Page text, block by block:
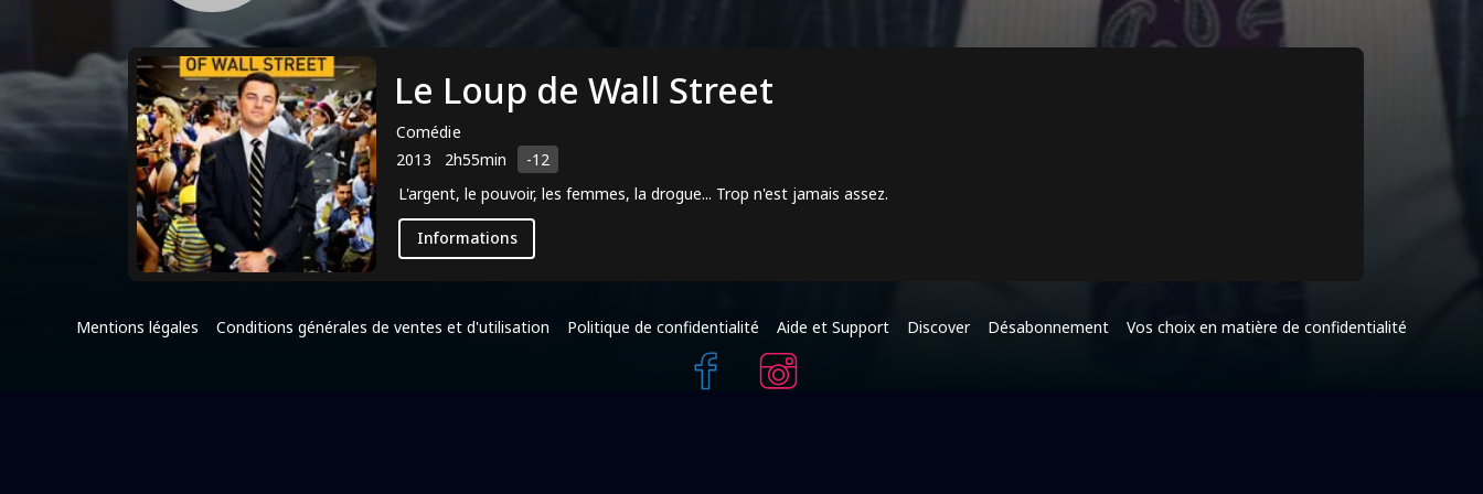
Le Loup de Wall Street
Comédie
2013
2h55min
-12
L'argent, le pouvoir, les femmes, la drogue... Trop n'est jamais assez.
Informations
Mentions légales Conditions générales de ventes et d'utilisation Politique de confidentialité Aide et Support Discover Désabonnement Vos choix en matière de confidentialité